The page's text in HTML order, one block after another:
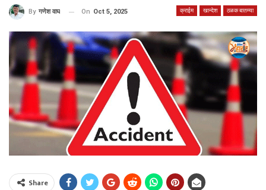
क्राईम खान्देश ठळक बातम्या
By गणेश वाघ On Oct 5, 2025
Share